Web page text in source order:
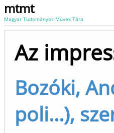
mtmt
Magyar Tudományos Művek Tára
Az
Bozóki,
poli...),